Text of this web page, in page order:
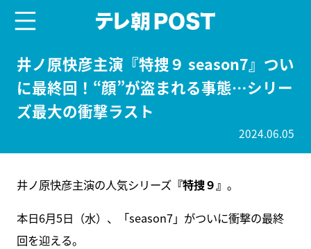
井ノ原快彦主演『特捜９ season7』つい
に最終回！“顔”が盗まれる事態…シリー
ズ最大の衝撃ラスト
2024.06.05
井ノ原快彦主演の人気シリーズ『特捜９』 。
本日6月5日（水）、「season7」がついに衝撃の最終
回を迎える。